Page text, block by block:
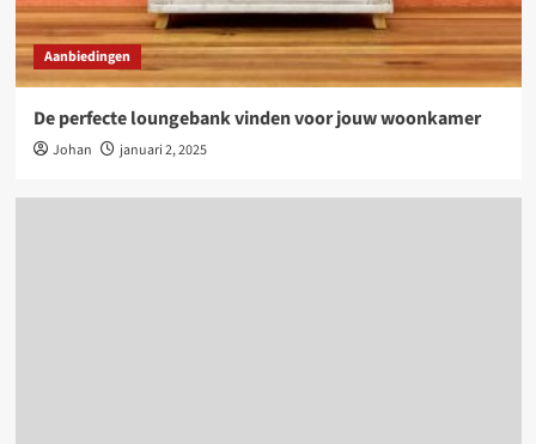
Aanbiedingen
De perfecte loungebank vinden voor jouw woonkamer
Johan januari 2, 2025